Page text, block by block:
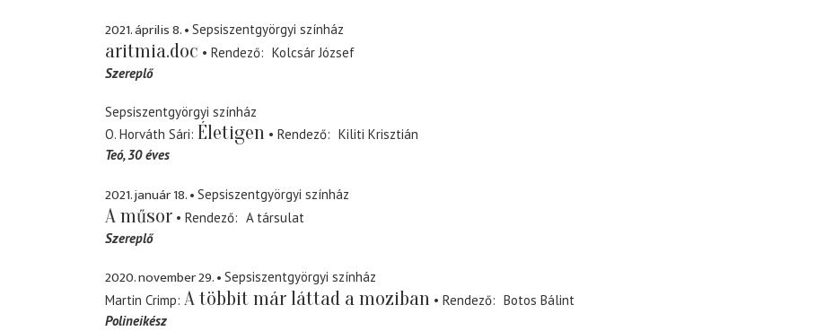
2021. április 8. Sepsiszentgyörgyi színház
aritmia.doc Rendező
Kolcsár József
Szereplő
Sepsiszentgyörgyi színház
O. Horváth Sári Életigen Rendező
Kiliti Krisztián
Teó 30 éves
2021. január 18. Sepsiszentgyörgyi színház
A műsor Rendező
A társulat
Szereplő
2020. november 29.
Sepsiszentgyörgyi színház
Martin Crimp A többit már láttad a moziban Rendező
Botos Bálint
Polineikész